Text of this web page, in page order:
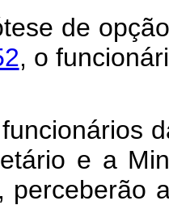
de
, o
e a
perceberão